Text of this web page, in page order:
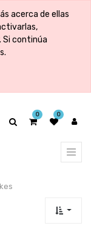
acerca de ellas
Si continúa
0 0